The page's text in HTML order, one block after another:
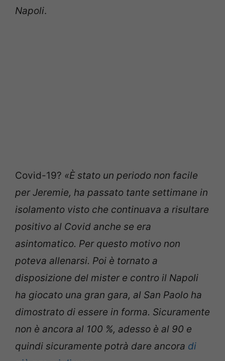
Napoli.
Covid-19? «È stato un periodo non facile
per Jeremie, ha passato tante settimane in
isolamento visto che continuava a risultare
positivo al Covid anche se era
asintomatico. Per questo motivo non
poteva allenarsi. Poi è tornato a
disposizione del mister e contro il Napoli
ha giocato una gran gara, al San Paolo ha
dimostrato di essere in forma. Sicuramente
non è ancora al 100 %, adesso è al 90 e
quindi sicuramente potrà dare ancora di